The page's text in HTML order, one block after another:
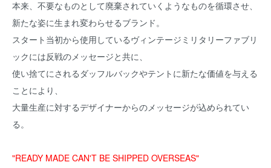
本来、不要なものとして廃棄されていくようなものを循環させ、
新たな姿に生まれ変わらせるブランド。
スタート当初から使用しているヴィンテージミリタリーファブリ
ックには反戦のメッセージと共に、
使い捨てにされるダッフルバックやテントに新たな価値を与える
ことにより、
大量生産に対するデザイナーからのメッセージが込められてい
る。
"READY MADE CAN'T BE SHIPPED OVERSEAS"